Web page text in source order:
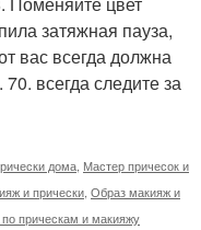
затяжная пауза,
вас всегда должна
всегда следите за
дома, Мастер причесок и
и прически, Образ макияж и
прическам и макияжу